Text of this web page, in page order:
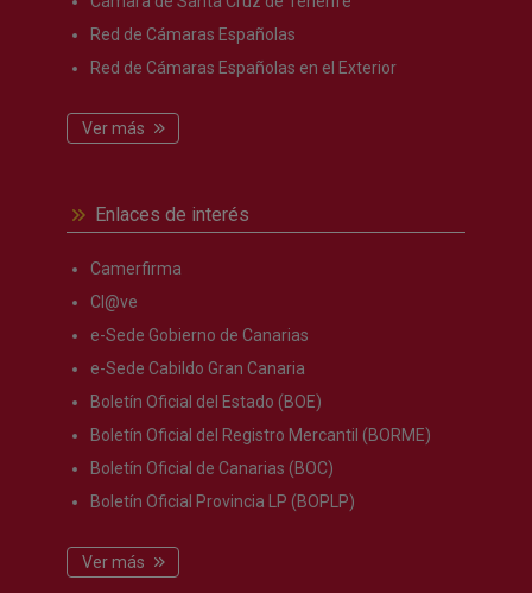
Red de Cámaras Españolas
Red de Cámaras Españolas en el Exterior
Ver más
Enlaces de interés
Camerfirma
Cl@ve
e-Sede Gobierno de Canarias
e-Sede Cabildo Gran Canaria
Boletín Oficial del Estado (BOE)
Boletín Oficial del Registro Mercantil (BORME)
Boletín Oficial de Canarias (BOC)
Boletín Oficial Provincia LP (BOPLP)
Ver más